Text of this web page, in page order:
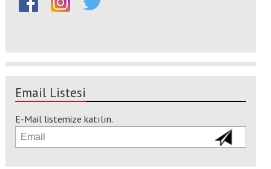
Email Listesi
E-Mail listemize katılın.